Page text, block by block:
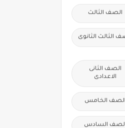
الصف الثالث
الثالث الثانوى
الصف الثانى
الاعدادى
الصف الخامس
السادس